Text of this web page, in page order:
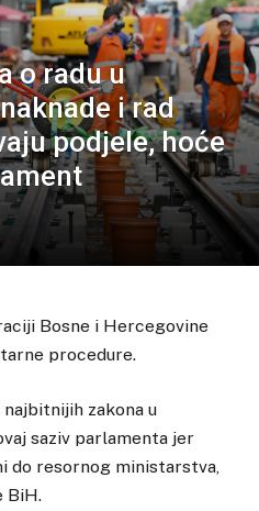
o radu u
i rad
podjele, hoće
Bosne i Hercegovine
procedure.
zakona u
saziv parlamenta jer
do resornog ministarstva,
BiH.